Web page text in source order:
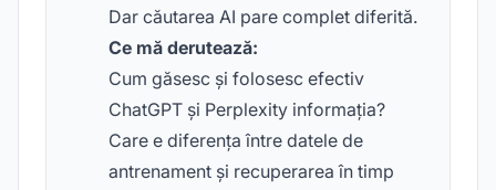
Dar căutarea AI pare complet diferită.
Ce mă derutează:
Cum găsesc și folosesc efectiv
ChatGPT și Perplexity informația?
Care e diferența între datele de
antrenament și recuperarea în timp